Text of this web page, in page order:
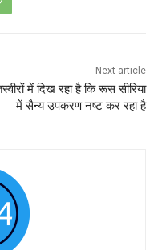
Next article
में दिख रहा है कि रूस सीरिया
में सैन्य उपकरण नष्ट कर रहा है